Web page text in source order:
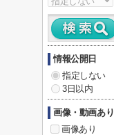
情報公開日
指定しない
3日以内
画像・動画あり
画像あり